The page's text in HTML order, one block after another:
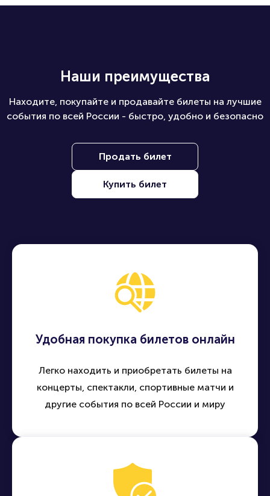
Наши преимущества
Находите, покупайте и продавайте билеты на лучшие
события по всей России - быстро, удобно и безопасно
Продать билет
Купить билет
Удобная покупка билетов онлайн
Легко находить и приобретать билеты на
концерты, спектакли, спортивные матчи и
другие события по всей России и миру